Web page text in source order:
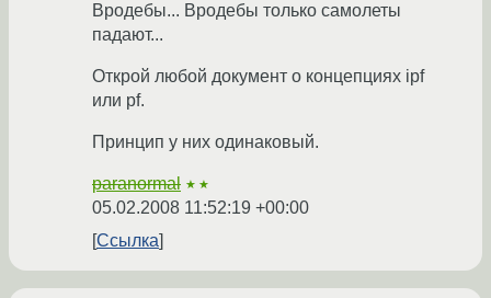
Вродебы... Вродебы только самолеты
падают...
Открой любой документ о концепциях ipf
или pf.
Принцип у них одинаковый.
paranormal ★★
05.02.2008 11:52:19 +00:00
Ссылка